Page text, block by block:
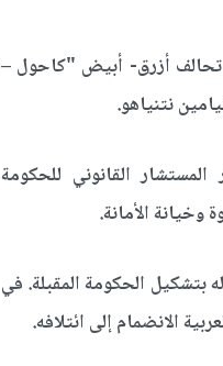
تحالف أزرق- أبيض "كاحول –
نتنياهو.
القانوني للحكومة
وخيانة الأمانة.
تشكيل ائتلاف بـ 60 مقعداً بما يسمح له بتشكيل الحكومة المقبلة. في